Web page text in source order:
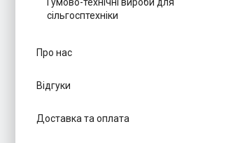
сільгосптехніки
Про нас
Відгуки
Доставка та оплата